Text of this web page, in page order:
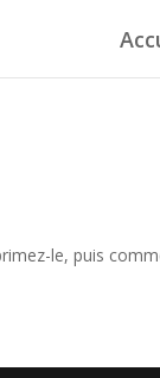
le, puis